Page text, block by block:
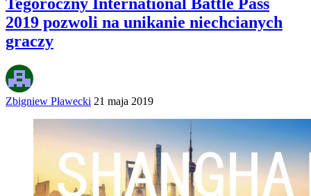
2019 pozwoli na unikanie niechcianych
graczy
Zbigniew Pławecki 21 maja 2019